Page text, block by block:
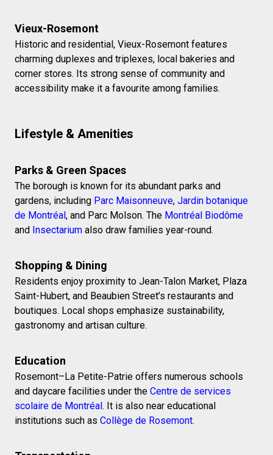
Vieux-Rosemont
Historic and residential, Vieux-Rosemont features
charming duplexes and triplexes, local bakeries and
corner stores. Its strong sense of community and
accessibility make it a favourite among families.
Lifestyle & Amenities
Parks & Green Spaces
The borough is known for its abundant parks and
gardens, including Parc Maisonneuve, Jardin botanique
de Montréal, and Parc Molson. The Montréal Biodôme
and Insectarium also draw families year-round.
Shopping & Dining
Residents enjoy proximity to Jean-Talon Market, Plaza
Saint-Hubert, and Beaubien Street’s restaurants and
boutiques. Local shops emphasize sustainability,
gastronomy and artisan culture.
Education
Rosemont–La Petite-Patrie offers numerous schools
and daycare facilities under the Centre de services
scolaire de Montréal. It is also near educational
institutions such as Collège de Rosemont.